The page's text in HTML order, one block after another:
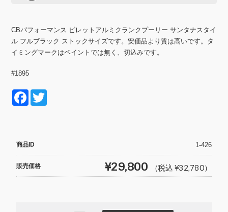
CBパフォーマンス ビレットアルミクランクプーリー サンタナスタイ
ル フルブラック ストックサイズです。安価品より質は高いです。タ
イミングマークはペイントでは無く、切込みです。
#1895
F
e
b
o
商品ID 1-426
販売価格 ¥29,800 （税込 ¥32,780）